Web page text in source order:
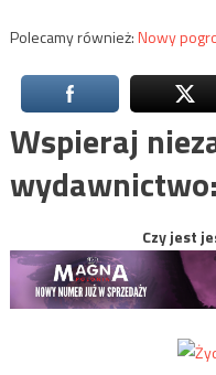
Polecamy również:Nowy
Wspieraj
wydawnictwo:
Czy jest